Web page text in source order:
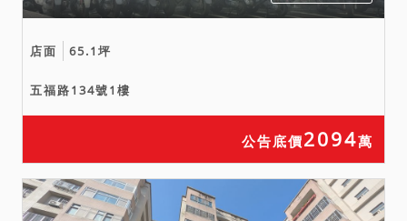
證金及價金，請投標人自行
範圍內，如拍定後仍遺留有
價值之遺留物在現場，本院
尚須依強制執行法第100條
之規定命拍定人保管遺留
物、拍照、造具遺留物清冊
店面 65.1坪
五福路134號1樓
公告底價2094萬